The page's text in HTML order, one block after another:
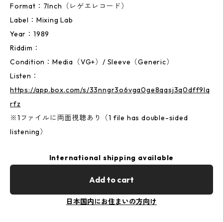
Format：7Inch（レゲエレコード）
Label：Mixing Lab
Year：1989
Riddim：
Condition：Media（VG+）/ Sleeve（Generic）
Listen：
https://app.box.com/s/33nngr3o6vga0ge8qqsj3q0dff9lq
rfz
※1ファイルに両面視聴あり（1 file has double-sided
listening）
International shipping available
Add to cart
日本国内にお住まいの方向け